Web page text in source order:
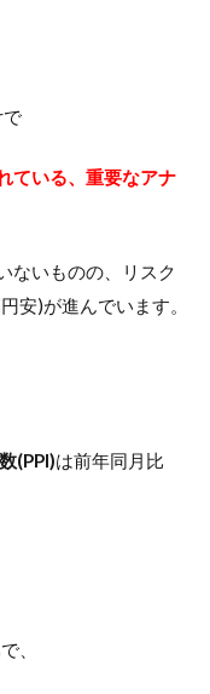
ている、重要なアナ
ないものの、リスク
安)が進んでいます。
(PPI)は前年同月比
、